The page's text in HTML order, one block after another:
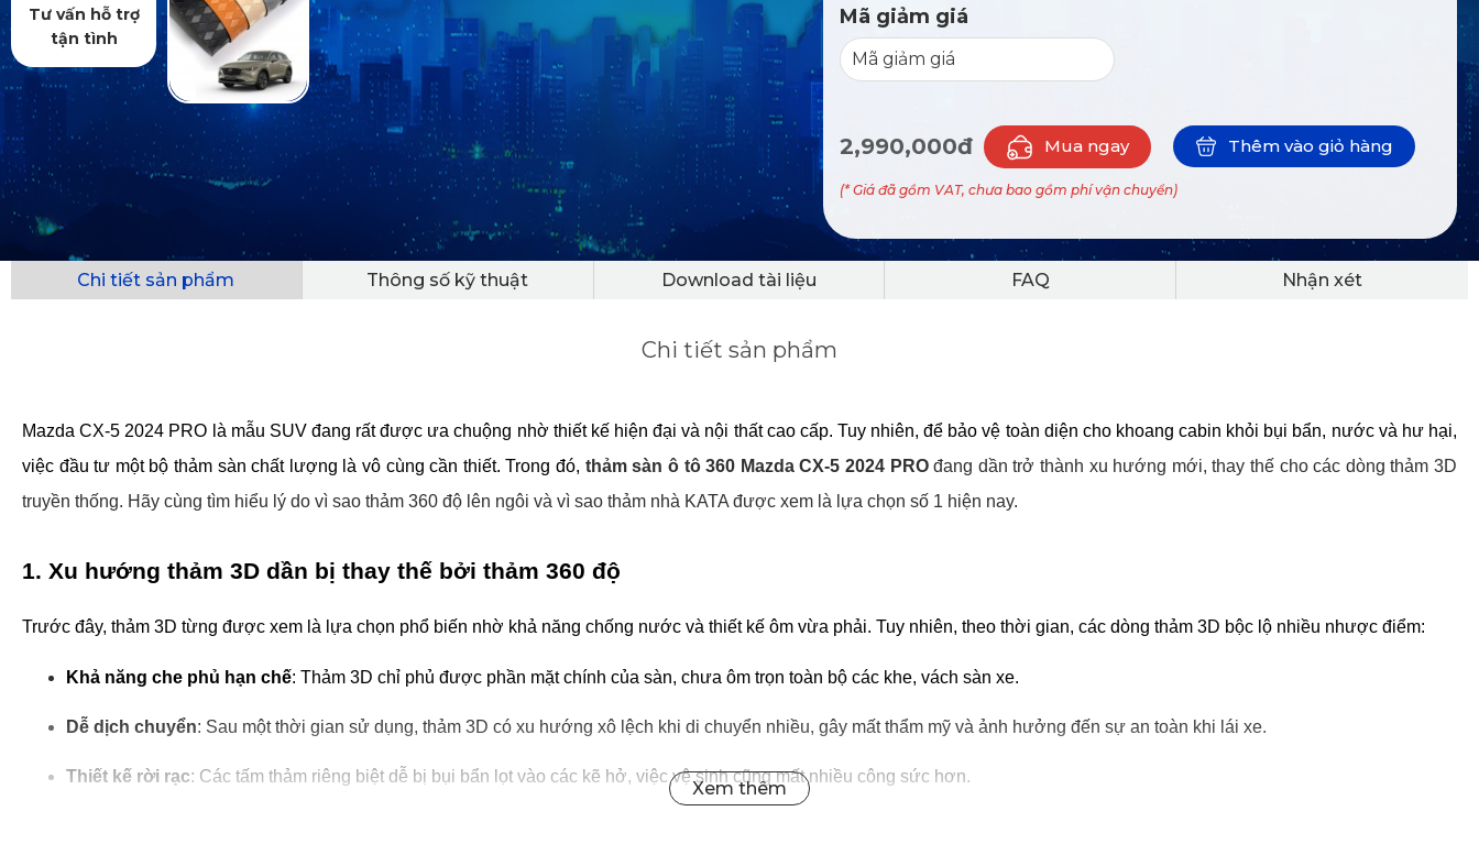
Tư vấn hỗ trợ
tận tình
Mã giảm giá
2,990,000đ Mua ngay Thêm vào giỏ hàng
(* Giá đã gồm VAT, chưa bao gồm phí vận chuyển)
Chi tiết sản phẩm Thông số kỹ thuật Download tài liệu FAQ Nhận xét
Chi tiết sản phẩm
Mazda CX-5 2024 PRO là mẫu SUV đang rất được ưa chuộng nhờ thiết kế hiện đại và nội thất cao cấp. Tuy nhiên, để bảo vệ toàn diện cho khoang cabin khỏi bụi bẩn, nước và hư hại,
việc đầu tư một bộ thảm sàn chất lượng là vô cùng cần thiết. Trong đó, thảm sàn ô tô 360 Mazda CX-5 2024 PRO đang dần trở thành xu hướng mới, thay thế cho các dòng thảm 3D
truyền thống. Hãy cùng tìm hiểu lý do vì sao thảm 360 độ lên ngôi và vì sao thảm nhà KATA được xem là lựa chọn số 1 hiện nay.
1. Xu hướng thảm 3D dần bị thay thế bởi thảm 360 độ
Trước đây, thảm 3D từng được xem là lựa chọn phổ biến nhờ khả năng chống nước và thiết kế ôm vừa phải. Tuy nhiên, theo thời gian, các dòng thảm 3D bộc lộ nhiều nhược điểm:
Khả năng che phủ hạn chế: Thảm 3D chỉ phủ được phần mặt chính của sàn, chưa ôm trọn toàn bộ các khe, vách sàn xe.
Dễ dịch chuyển: Sau một thời gian sử dụng, thảm 3D có xu hướng xô lệch khi di chuyển nhiều, gây mất thẩm mỹ và ảnh hưởng đến sự an toàn khi lái xe.
Thiết kế rời rạc: Các tấm thảm riêng biệt dễ bị bụi bẩn lọt vào các kẽ hở, việc vệ sinh cũng mất nhiều công sức hơn.